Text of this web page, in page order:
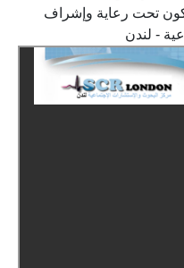
سيكون تحت رعاية وإشراف
- لندن